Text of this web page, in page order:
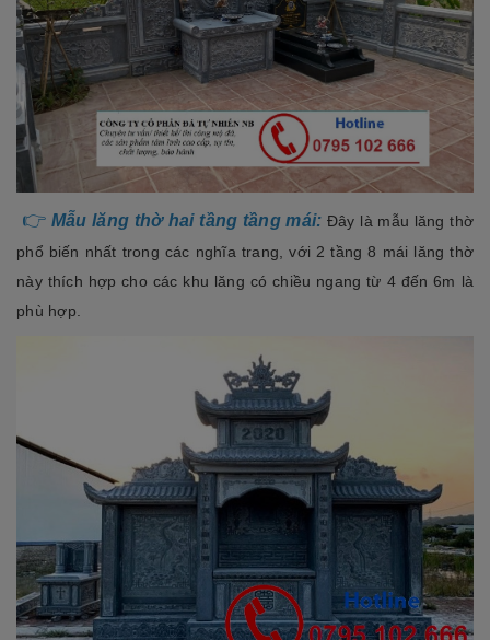
👉 Mẫu lăng thờ hai tầng tầng mái: Đây là mẫu lăng thờ
phổ biến nhất trong các nghĩa trang, với 2 tầng 8 mái lăng thờ
này thích hợp cho các khu lăng có chiều ngang từ 4 đến 6m là
phù hợp.